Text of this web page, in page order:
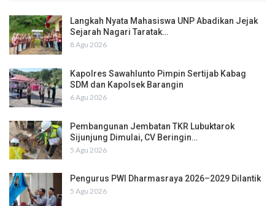
Langkah Nyata Mahasiswa UNP Abadikan Jejak
Sejarah Nagari Taratak…
8 Agu 2026
Kapolres Sawahlunto Pimpin Sertijab Kabag
SDM dan Kapolsek Barangin
6 Agu 2026
Pembangunan Jembatan TKR Lubuktarok
Sijunjung Dimulai, CV Beringin…
5 Agu 2026
Pengurus PWI Dharmasraya 2026–2029 Dilantik
5 Agu 2026